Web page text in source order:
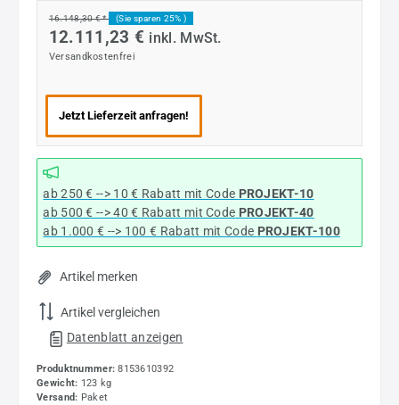
16.148,30 € * (Sie sparen 25% )
12.111,23 € inkl. MwSt.
Versandkostenfrei
Jetzt Lieferzeit anfragen!
ab 250 € --> 10 € Rabatt mit Code PROJEKT-10
ab 500 € --> 40 € Rabatt mit Code PROJEKT-40
ab 1.000 € --> 100 € Rabatt mit Code PROJEKT-100
Artikel merken
Artikel vergleichen
Datenblatt anzeigen
Produktnummer: 8153610392
Gewicht: 123 kg
Versand: Paket